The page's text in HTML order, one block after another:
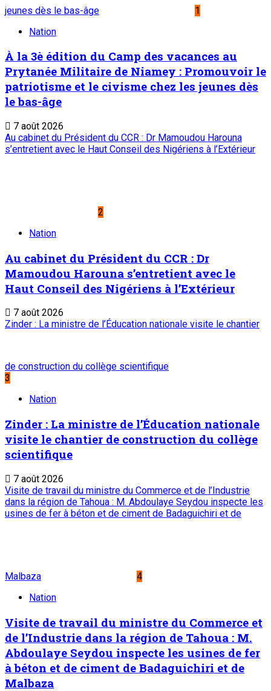
jeunes dès le bas-âge
1
Nation
À la 3è édition du Camp des vacances au
Prytanée Militaire de Niamey : Promouvoir le
patriotisme et le civisme chez les jeunes dès
le bas-âge
7 août 2026
Au cabinet du Président du CCR : Dr Mamoudou Harouna
s’entretient avec le Haut Conseil des Nigériens à l’Extérieur
2
Nation
Au cabinet du Président du CCR : Dr
Mamoudou Harouna s’entretient avec le
Haut Conseil des Nigériens à l’Extérieur
7 août 2026
Zinder : La ministre de l’Éducation nationale visite le chantier
de construction du collège scientifique
3
Nation
Zinder : La ministre de l’Éducation nationale
visite le chantier de construction du collège
scientifique
7 août 2026
Visite de travail du ministre du Commerce et de l’Industrie
dans la région de Tahoua : M. Abdoulaye Seydou inspecte les
usines de fer à béton et de ciment de Badaguichiri et de
Malbaza
4
Nation
Visite de travail du ministre du Commerce et
de l’Industrie dans la région de Tahoua : M.
Abdoulaye Seydou inspecte les usines de fer
à béton et de ciment de Badaguichiri et de
Malbaza